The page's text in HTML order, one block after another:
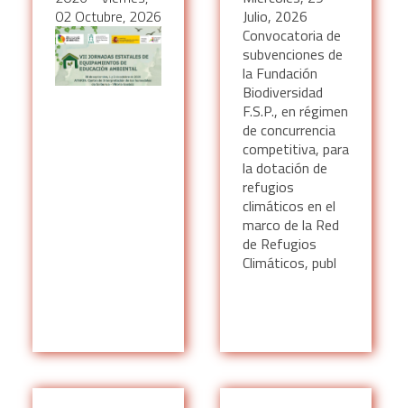
02 Octubre, 2026
Julio, 2026
Convocatoria de
subvenciones de
la Fundación
Biodiversidad
F.S.P., en régimen
de concurrencia
competitiva, para
la dotación de
refugios
climáticos en el
marco de la Red
de Refugios
Climáticos, publ